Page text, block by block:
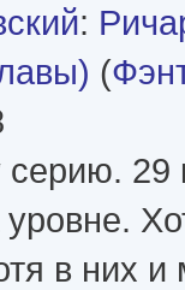
:
(
серию. 29
в них и